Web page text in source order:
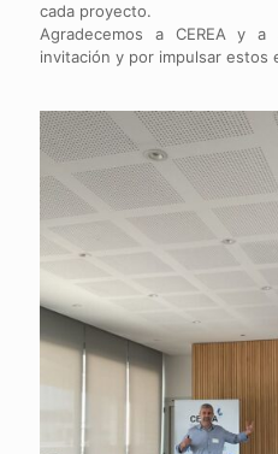
cada proyecto.
Agradecemos a CEREA y
invitación y por impulsar estos